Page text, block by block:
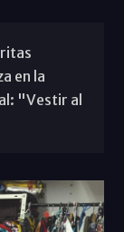
en la
"Vestir al